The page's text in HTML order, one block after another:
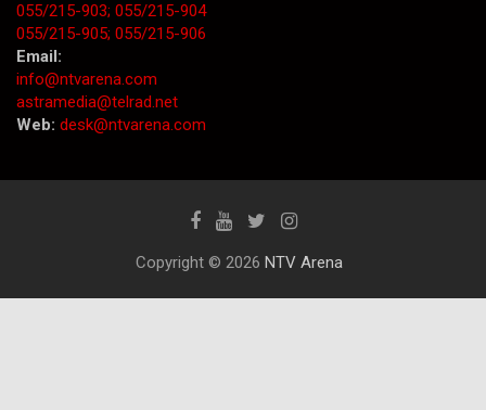
055/215-903; 055/215-904
055/215-905; 055/215-906
Email:
info@ntvarena.com
astramedia@telrad.net
Web: desk@ntvarena.com
Copyright © 2026 NTV Arena